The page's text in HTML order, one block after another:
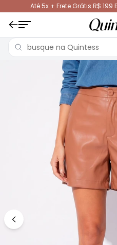
Até 5x + Frete Grátis R$ 199